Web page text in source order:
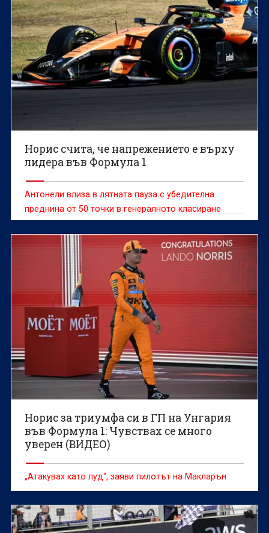
Норис счита, че напрежението е върху
лидера във Формула 1
Антонели влиза в лятната пауза с убедителна
преднина от 50 точки в генералното класиране
Норис за триумфа си в ГП на Унгария
във Формула 1: Чувствах се много
уверен (ВИДЕО)
„Атакувах като луд“, заяви пилотът на Макларън